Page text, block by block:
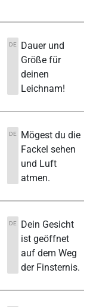
DE
Dauer und
Größe für
deinen
Leichnam!
DE
Mögest du die
Fackel sehen
und Luft
atmen.
DE
Dein Gesicht
ist geöffnet
auf dem Weg
der Finsternis.